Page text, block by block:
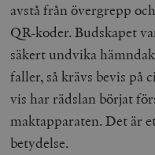
avstå från övergrepp
QR-koder. Budskapet
säkert undvika
faller, så krävs bevis på
vis har rädslan börjat
maktapparaten. Det är
betydelse.